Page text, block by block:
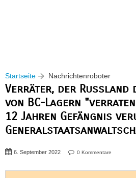
Startseite Nachrichtenroboter
Verräter, der Russland
von BC-Lagern
12 Jahren Gefängnis
6. September 2022 0 Kommentare